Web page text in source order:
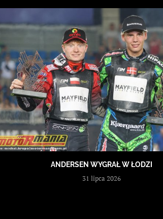
ANDERSEN WYGRAŁ W ŁODZI
31 lipca 2026